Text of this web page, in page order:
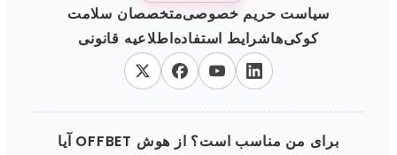
متخصصان سلامتسیاست حریم خصوصی
اطلاعیه قانونیشرایط استفادهکوکی‌ها
آیا OFFBET برای من مناسب است؟ از هوش